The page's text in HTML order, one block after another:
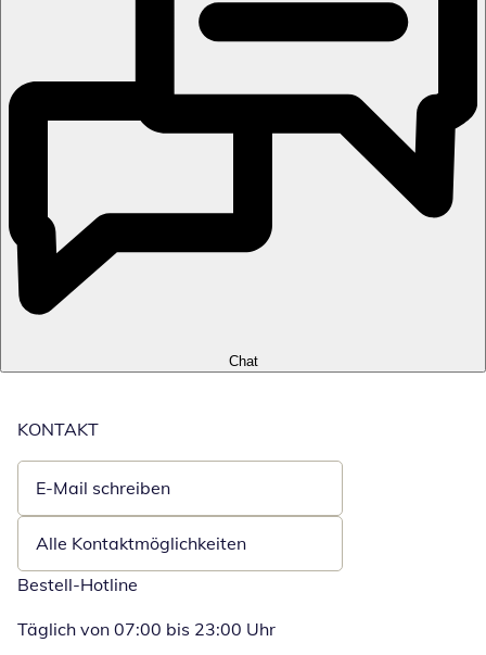
Chat
KONTAKT
E-Mail schreiben
Öffnet E-Mail-Client
Alle Kontaktmöglichkeiten
Bestell-Hotline
Täglich von 07:00 bis 23:00 Uhr